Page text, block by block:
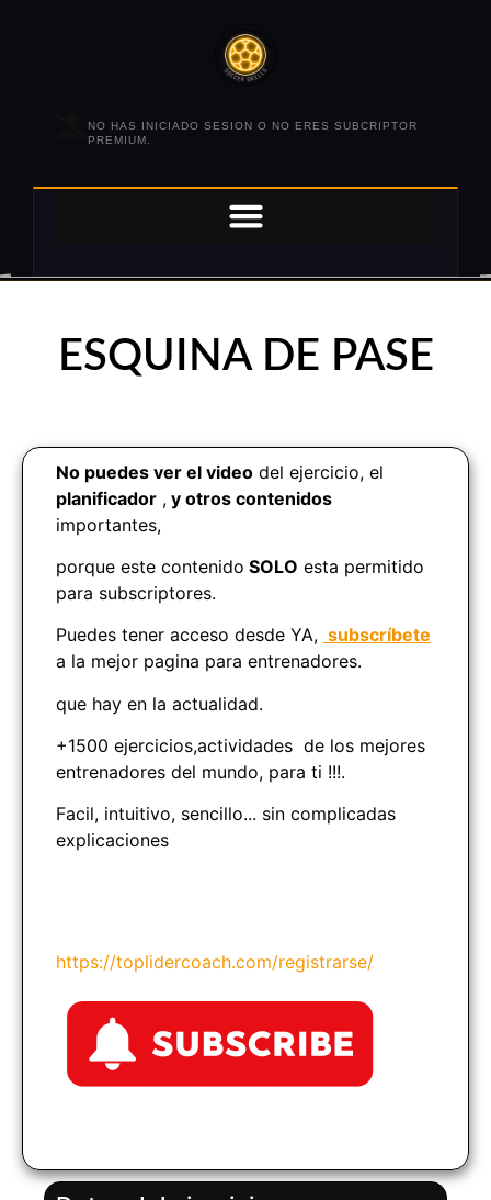
NO HAS INICIADO SESION O NO ERES SUBCRIPTOR
PREMIUM.
ESQUINA DE PASE
No puedes ver el video del ejercicio, el
planificador , y otros contenidos
importantes,
porque este contenido SOLO esta permitido
para subscriptores.
Puedes tener acceso desde YA, subscríbete
a la mejor pagina para entrenadores.
que hay en la actualidad.
+1500 ejercicios,actividades de los mejores
entrenadores del mundo, para ti !!!.
Facil, intuitivo, sencillo... sin complicadas
explicaciones
https://toplidercoach.com/registrarse/